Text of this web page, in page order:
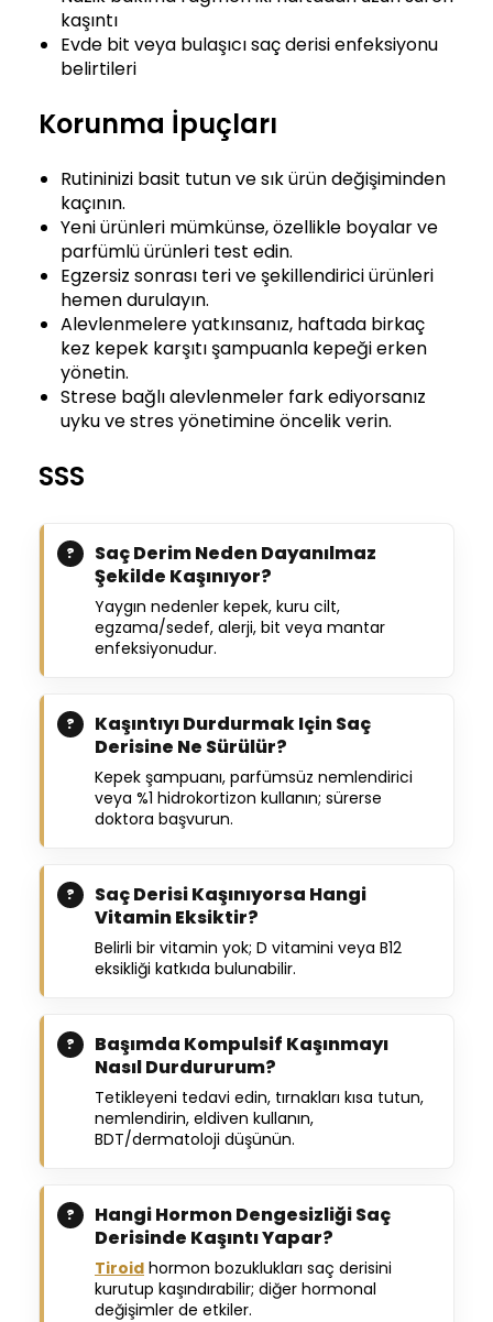
kaşıntı
Evde bit veya bulaşıcı saç derisi enfeksiyonu
belirtileri
Korunma İpuçları
Rutininizi basit tutun ve sık ürün değişiminden
kaçının.
Yeni ürünleri mümkünse, özellikle boyalar ve
parfümlü ürünleri test edin.
Egzersiz sonrası teri ve şekillendirici ürünleri
hemen durulayın.
Alevlenmelere yatkınsanız, haftada birkaç
kez kepek karşıtı şampuanla kepeği erken
yönetin.
Strese bağlı alevlenmeler fark ediyorsanız
uyku ve stres yönetimine öncelik verin.
SSS
Saç Derim Neden Dayanılmaz
Şekilde Kaşınıyor?
Yaygın nedenler kepek, kuru cilt,
egzama/sedef, alerji, bit veya mantar
enfeksiyonudur.
Kaşıntıyı Durdurmak Için Saç
Derisine Ne Sürülür?
Kepek şampuanı, parfümsüz nemlendirici
veya %1 hidrokortizon kullanın; sürerse
doktora başvurun.
Saç Derisi Kaşınıyorsa Hangi
Vitamin Eksiktir?
Belirli bir vitamin yok; D vitamini veya B12
eksikliği katkıda bulunabilir.
Başımda Kompulsif Kaşınmayı
Nasıl Durdururum?
Tetikleyeni tedavi edin, tırnakları kısa tutun,
nemlendirin, eldiven kullanın,
BDT/dermatoloji düşünün.
Hangi Hormon Dengesizliği Saç
Derisinde Kaşıntı Yapar?
Tiroid hormon bozuklukları saç derisini
kurutup kaşındırabilir; diğer hormonal
değişimler de etkiler.